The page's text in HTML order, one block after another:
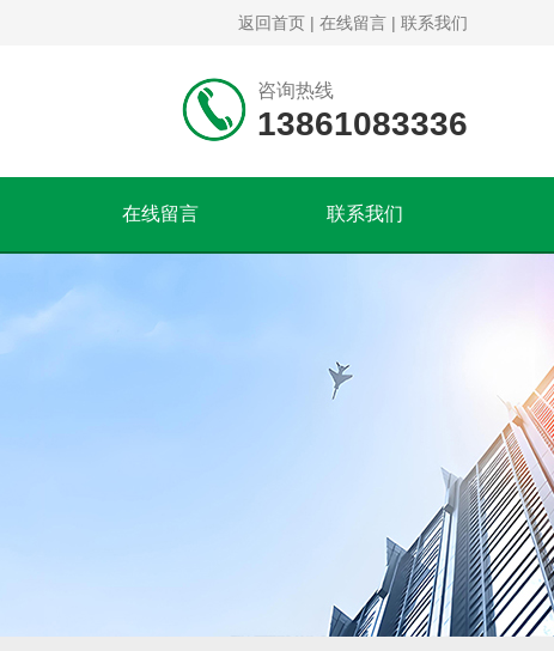
返回首页 | 在线留言 | 联系我们
咨询热线
13861083336
在线留言 联系我们